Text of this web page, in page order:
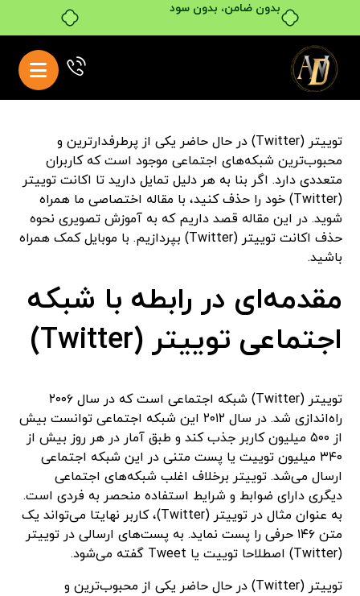
بدون ضامن، بدون سود
توییتر (Twitter) در حال حاضر یکی از پرطرفدارترین و
محبوب‌ترین شبکه‌های اجتماعی موجود است که کاربران
متعددی دارد. اگر بنا به هر دلیل تمایل دارید تا اکانت توییتر
(Twitter) خود را حذف کنید، با مقاله اختصاصی ما همراه
شوید. در این مقاله قصد داریم که به آموزش تصویری نحوه
حذف اکانت توییتر (Twitter) بپردازیم. با موبایل کمک همراه
باشید.
مقدمه‌ای در رابطه با شبکه
اجتماعی توییتر(Twitter)
توییتر (Twitter) شبکه اجتماعی است که در سال ۲۰۰۶
راه‌اندازی شد. در سال ۲۰۱۲ این شبکه اجتماعی توانست بیش
از ۵۰۰ میلیون کاربر جذب کند و طبق آمار در هر روز بیش از
۳۴۰ میلیون توییت یا پست متنی در این شبکه اجتماعی
ارسال می‌شد. توییتر برخلاف اغلب شبکه‌های اجتماعی
دیگری دارای ضوابط و شرایط استفاده منحصر به فردی است.
به عنوان مثال در توییتر (Twitter)، کاربر نهایتا می‌تواند یک
متن ۱۴۶ حرفی را پست نماید. به پست‌های ارسالی در توییتر
(Twitter) اصطلاحا توییت یا Tweet گفته می‌شود.
توییتر (Twitter) در حال حاضر یکی از محبوب‌ترین و